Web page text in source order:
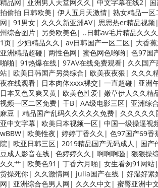
精品网 | 亚洲男人天堂网久久 | 中文字幕在线2|
拍偷拍 日韩欧美 | 伊人五月天激情| 熟女精品一区
网 | 91男女| 久久久新亚洲AV| 思思热er精品视频|
州综合图片| 另类欧美色| ..日韩av毛片精品久久久
1页| 少妇精品久久 | av日韩国产一区二区| 大香
亚洲精品超碰| 两性色网 | 蜜色网色哟哟 | 色97国
啪啪 | 91热爆在线| 97AV在线免费观看| 久久国
站| 欧美日韩国产另类综合 | 欧美夜夜狠 | 久久久
夜在线观看| 日本肉体xxxx裸交| 一直超碰| 亚洲
日本又色又爽又黄| 欧美色性爱| 嫩草伊人久久精
视频一区二区免费| 干B| AA级电影三区| 亚洲综
麻豆 | 精品国产乱码久久久久久免费| 久久久久久
亚中文字幕 | 欧美日本视频一区| 中国一级操逼视
wBBW| 欧美性夜 | 婷婷丁香久久 | 色97国产69香
院| 欧亚日韩三区| 2019精品国产无码成人 | 国产
豆成人影音在线| 色婷婷久久 | 啊啊啊骚 | 狠狠操
久久艹| 欧美色91 | 丁香六月啪 | 女生看匆91网站|
货操死你| 久久激情网 | julia国产在线 | 好湿好紧
网 | 亚洲综合色男人网 | 久久久中文 | 蜜臀亚洲中